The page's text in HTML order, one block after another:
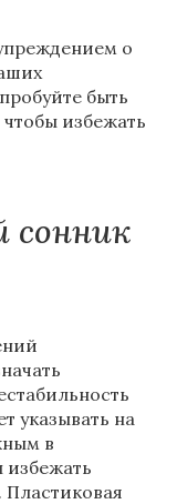
о
быть
избежать
сонник
указывать на
в
избежать